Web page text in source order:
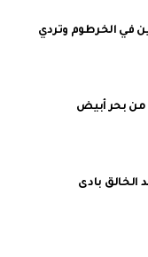
في الخرطوم وتردي
بحر أبيض
الخالق بادى